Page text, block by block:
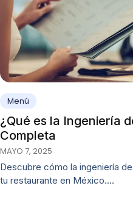
Menú
¿Qué es la Ingeniería
Completa
MAYO 7, 2025
Descubre cómo la ingeniería
tu restaurante en México.…